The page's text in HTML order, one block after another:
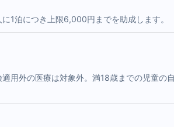
1泊につき上限6,000円までを助成します。
用外の医療は対象外。満18歳までの児童の